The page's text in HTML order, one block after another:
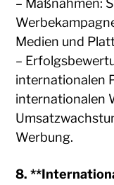
– Maßnahmen:
Medien und
–
internationalen
internationalen
Werbung.
8.